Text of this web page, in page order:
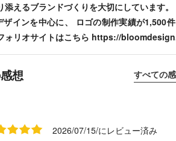
添えるブランドづくりを大切にしています
ザインを中心に、 ロゴの制作実績が1,500
ォリオサイトはこちら https://
想 すべての
2026/07/15/にレビュー済み